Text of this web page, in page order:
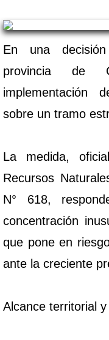
En una
provincia de
implementación
sobre un tramo
La medida,
Recursos
N° 618,
concentración
que pone en
ante la creciente
Alcance territorial